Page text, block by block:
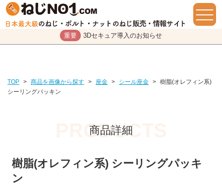
重要 3Dセキュア導入のお知らせ
TOP > 商品を画像から探す > 座金 > シール座金 > 樹脂(オレフィン系)
シーリングパッキン
商品詳細
樹脂(オレフィン系) シーリングパッキ
ン